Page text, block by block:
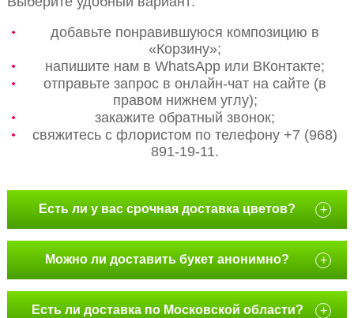
добавьте понравившуюся композицию в
«Корзину»;
напишите нам в WhatsApp или ВКонтакте;
отправьте запрос в онлайн-чат на сайте (в
правом нижнем углу);
закажите обратный звонок;
свяжитесь с флористом по телефону +7 (968)
891-19-11.
Есть ли у вас срочная доставка цветов? +
Можно ли доставить букет анонимно? +
Есть ли доставка по Московской области? +